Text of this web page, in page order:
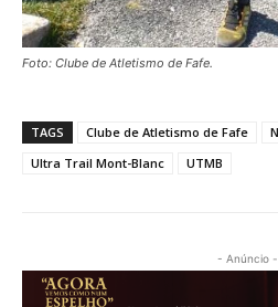
Foto: Clube de Atletismo de Fafe.
TAGS Clube de Atletismo de Fafe
Ultra Trail Mont-Blanc
UTMB
- Anúncio -